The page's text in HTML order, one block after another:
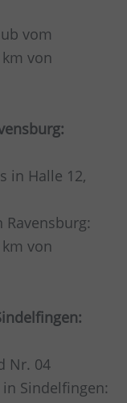
vom
von
in Halle 12,
km von
Nr. 04
Sindelfingen: